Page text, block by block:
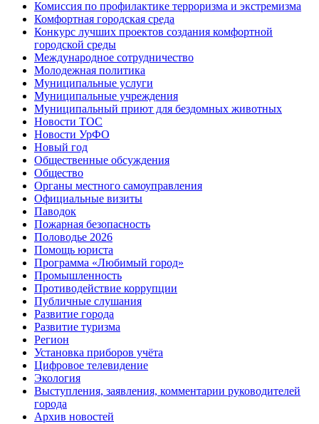
Комиссия по профилактике терроризма и экстремизма
Комфортная городская среда
Конкурс лучших проектов создания комфортной
городской среды
Международное сотрудничество
Молодежная политика
Муниципальные услуги
Муниципальные учреждения
Муниципальный приют для бездомных животных
Новости ТОС
Новости УрФО
Новый год
Общественные обсуждения
Общество
Органы местного самоуправления
Официальные визиты
Паводок
Пожарная безопасность
Половодье 2026
Помощь юриста
Программа «Любимый город»
Промышленность
Противодействие коррупции
Публичные слушания
Развитие города
Развитие туризма
Регион
Установка приборов учёта
Цифровое телевидение
Экология
Выступления, заявления, комментарии руководителей
города
Архив новостей